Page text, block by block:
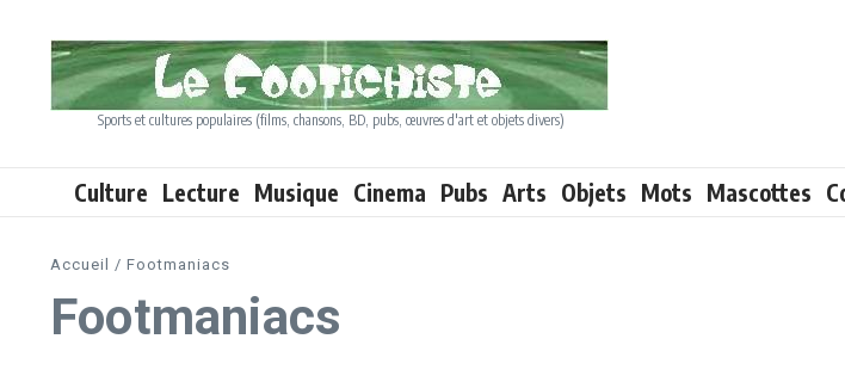
Sports et cultures populaires (films, chansons, BD, pubs, œuvres d'art et objets divers)
Culture Lecture Musique Cinema Pubs Arts Objets Mots Mascottes
Accueil / Footmaniacs
Footmaniacs